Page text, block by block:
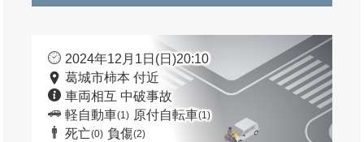
2024年12月1日(日)20:10
葛城市柿本 付近
車両相互 中破事故
軽自動車(1) 原付自転車(1)
死亡(0) 負傷(2)